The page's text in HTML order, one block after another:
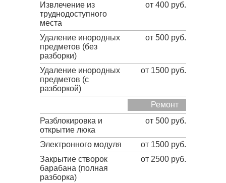
Извлечение из
труднодоступного
места
от 400 руб.
Удаление инородных
предметов (без
разборки)
от 500 руб.
Удаление инородных
предметов (с
разборкой)
от 1500 руб.
Ремонт
Разблокировка и
открытие люка
от 500 руб.
Электронного модуля
от 1500 руб.
Закрытие створок
барабана (полная
разборка)
от 2500 руб.